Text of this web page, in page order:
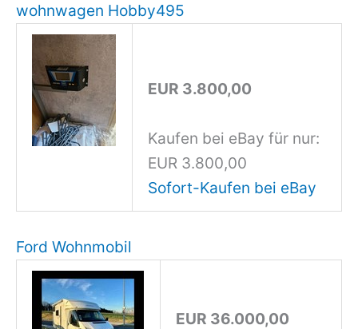
wohnwagen Hobby495
EUR 3.800,00
Kaufen bei eBay für nur:
EUR 3.800,00
Sofort-Kaufen bei eBay
Ford Wohnmobil
EUR 36.000,00